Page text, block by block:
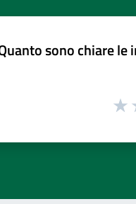
sono chiare le